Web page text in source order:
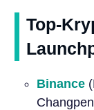
Top-
Binance